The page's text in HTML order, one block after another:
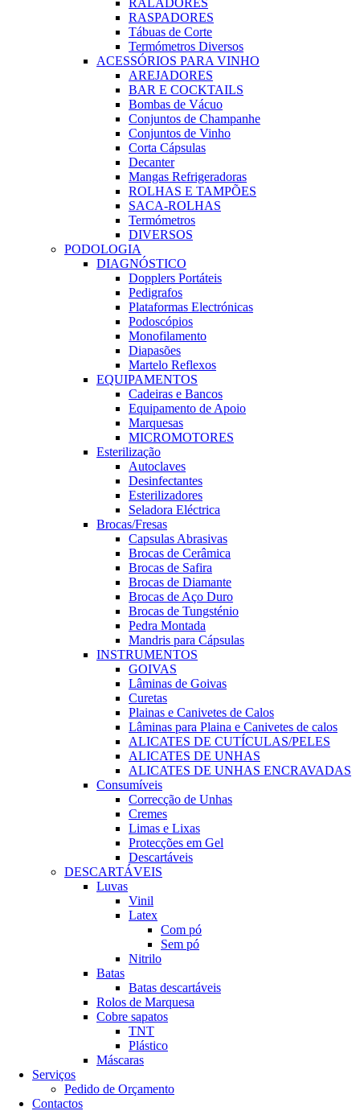
RALADORES
RASPADORES
Tábuas de Corte
Termómetros Diversos
ACESSÓRIOS PARA VINHO
AREJADORES
BAR E COCKTAILS
Bombas de Vácuo
Conjuntos de Champanhe
Conjuntos de Vinho
Corta Cápsulas
Decanter
Mangas Refrigeradoras
ROLHAS E TAMPÕES
SACA-ROLHAS
Termómetros
DIVERSOS
PODOLOGIA
DIAGNÓSTICO
Dopplers Portáteis
Pedigrafos
Plataformas Electrónicas
Podoscópios
Monofilamento
Diapasões
Martelo Reflexos
EQUIPAMENTOS
Cadeiras e Bancos
Equipamento de Apoio
Marquesas
MICROMOTORES
Esterilização
Autoclaves
Desinfectantes
Esterilizadores
Seladora Eléctrica
Brocas/Fresas
Capsulas Abrasivas
Brocas de Cerâmica
Brocas de Safira
Brocas de Diamante
Brocas de Aço Duro
Brocas de Tungsténio
Pedra Montada
Mandris para Cápsulas
INSTRUMENTOS
GOIVAS
Lâminas de Goivas
Curetas
Plainas e Canivetes de Calos
Lâminas para Plaina e Canivetes de calos
ALICATES DE CUTÍCULAS/PELES
ALICATES DE UNHAS
ALICATES DE UNHAS ENCRAVADAS
Consumíveis
Correcção de Unhas
Cremes
Limas e Lixas
Protecções em Gel
Descartáveis
DESCARTÁVEIS
Luvas
Vinil
Latex
Com pó
Sem pó
Nitrilo
Batas
Batas descartáveis
Rolos de Marquesa
Cobre sapatos
TNT
Plástico
Máscaras
Serviços
Pedido de Orçamento
Contactos